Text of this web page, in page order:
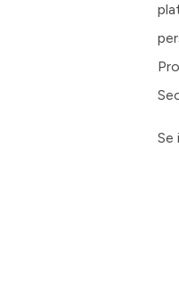
Se